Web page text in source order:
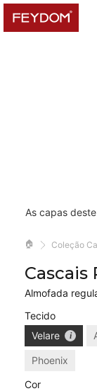
As capas
🏠 Coleção
Cascais
Almofada
Tecido
Velare
Phoenix
Cor